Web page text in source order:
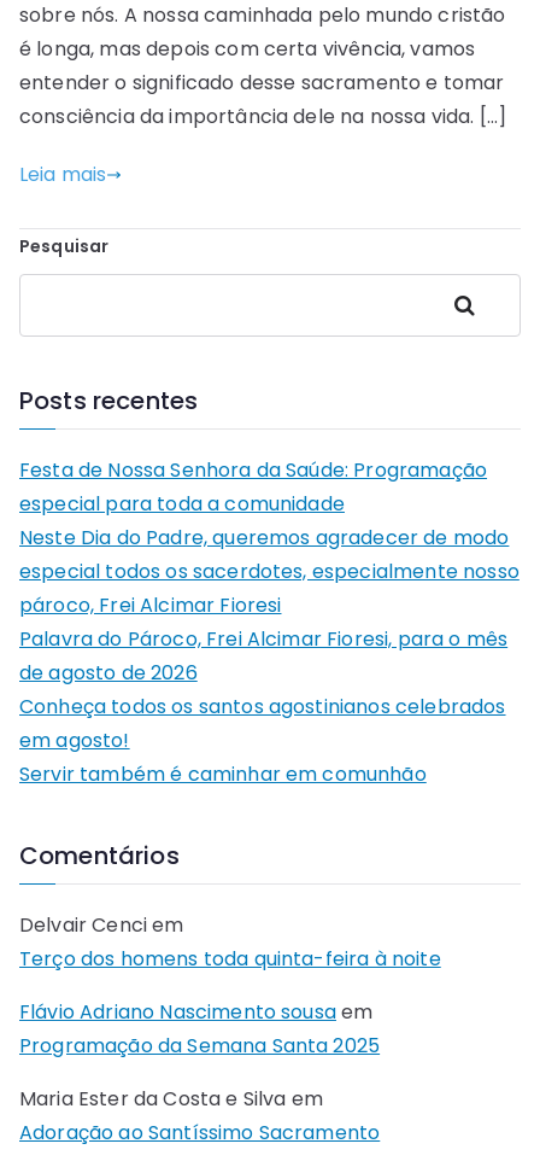
sobre nós. A nossa caminhada pelo mundo cristão
é longa, mas depois com certa vivência, vamos
entender o significado desse sacramento e tomar
consciência da importância dele na nossa vida. […]
Leia mais
Pesquisar
Pesquisar
Posts recentes
Festa de Nossa Senhora da Saúde: Programação
especial para toda a comunidade
Neste Dia do Padre, queremos agradecer de modo
especial todos os sacerdotes, especialmente nosso
pároco, Frei Alcimar Fioresi
Palavra do Pároco, Frei Alcimar Fioresi, para o mês
de agosto de 2026
Conheça todos os santos agostinianos celebrados
em agosto!
Servir também é caminhar em comunhão
Comentários
Delvair Cenciem
Terço dos homens toda quinta-feira à noite
Flávio Adriano Nascimento sousaem
Programação da Semana Santa 2025
Maria Ester da Costa e Silva em
Adoração ao Santíssimo Sacramento